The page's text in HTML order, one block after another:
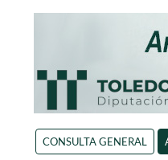
CONSULTA GENERAL